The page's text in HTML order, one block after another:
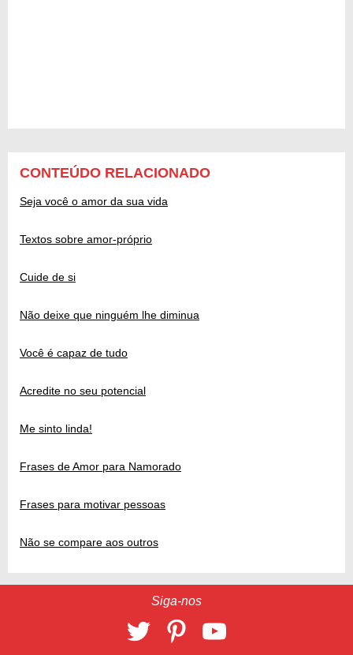
CONTEÚDO RELACIONADO
Seja você o amor da sua vida
Textos sobre amor-próprio
Cuide de si
Não deixe que ninguém lhe diminua
Você é capaz de tudo
Acredite no seu potencial
Me sinto linda!
Frases de Amor para Namorado
Frases para motivar pessoas
Não se compare aos outros
Siga-nos